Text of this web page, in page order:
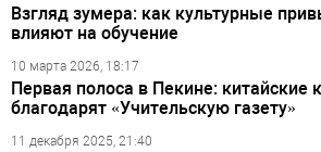
Взгляд зумера: как культурные
влияют на обучение
10 марта 2026, 18:17
Первая полоса в Пекине: китайские
благодарят «Учительскую газету»
11 декабря 2025, 21:40